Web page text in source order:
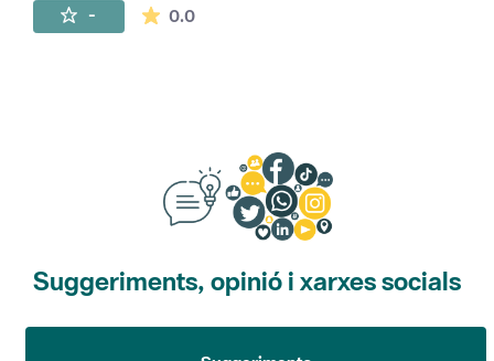
- 0.0La mitjana de les valoracions és de 0
Suggeriments, opinió i xarxes socials